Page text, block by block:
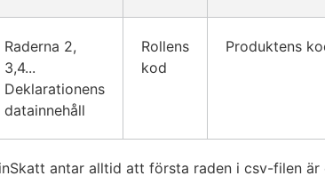
Raderna 2,
3,4...
Deklarationens
datainnehåll
Rollens
kod
Produktens
antar alltid att första raden i csv-filen